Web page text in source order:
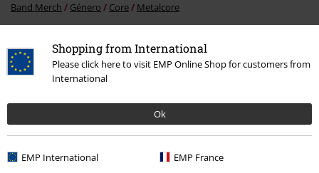
Shopping from International
Please click here to visit EMP Online Shop for customers from
International
Ok
EMP International EMP France
Band Merch Género Core Metalcore
Band Merch Top Bands Malevolence
E-mail Newsletter